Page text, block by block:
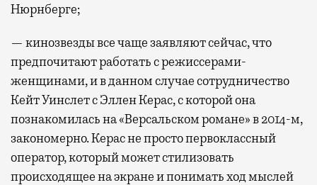
Нюрнберге;
— кинозвезды все чаще заявляют сейчас, что
предпочитают работать с режиссерами-
женщинами, и в данном случае сотрудничество
Кейт Уинслет с Эллен Керас, с которой она
познакомилась на «Версальском романе» в 2014-м,
закономерно. Керас не просто первоклассный
оператор, который может стилизовать
происходящее на экране и понимать ход мыслей